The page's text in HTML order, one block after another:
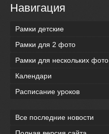
Навигация
Рамки детские
Рамки для 2 фото
Рамки для нескольких фото
Календари
Расписание уроков
Все последние новости